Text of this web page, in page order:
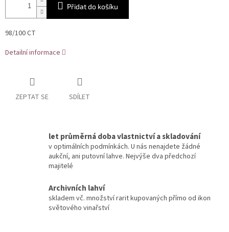
Přidat do košíku
98/100 CT
Detailní informace
ZEPTAT SE SDÍLET
let průměrná doba vlastnictví a skladování
v optimálních podmínkách. U nás nenajdete žádné
aukční, ani putovní lahve. Nejvýše dva předchozí
majitelé
Archivních lahví
skladem vč. množství rarit kupovaných přímo od ikon
světového vinařství